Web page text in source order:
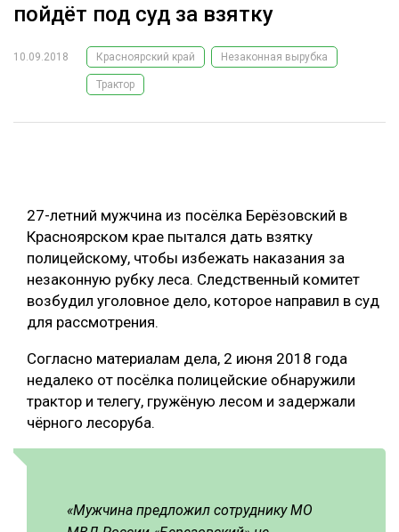
ЛЕСНОЕ ХОЗЯЙСТВО
ЛЕСОЗАГОТОВКА
БИОЭНЕРГЕТИКА
ЛЕСОВОССТАНОВЛЕНИЕ И ЗАЩИТА
ЛОГИСТИКА
ПРОИЗВОДСТВО ДРЕВЕСНЫХ ПЛИТ
КОМПЛЕКСНАЯ ПЕРЕРАБОТКА
ЛЕСОПИЛЕНИЕ
СОРТИРОВКА ДРЕВЕСИНЫ
ТЕМАТИЧЕСКИЕ ПРОЕКТЫ
ПОДБОРКИ СТАТЕЙ
пойдёт под суд за взятку
10.09.2018 Красноярский край Незаконная вырубка
Трактор
27-летний мужчина из посёлка Берёзовский в
Красноярском крае пытался дать взятку
полицейскому, чтобы избежать наказания за
незаконную рубку леса. Следственный комитет
возбудил уголовное дело, которое направил в суд
для рассмотрения.
Согласно материалам дела, 2 июня 2018 года
недалеко от посёлка полицейские обнаружили
трактор и телегу, гружёную лесом и задержали
чёрного лесоруба.
«Мужчина предложил сотруднику МО